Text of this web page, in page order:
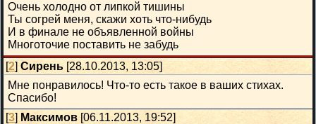
Очень холодно от липкой тишины
Ты согрей меня, скажи хоть что-нибудь
И в финале не объявленной войны
Многоточие поставить не забудь
[2] Сирень [28.10.2013, 13:05]
Мне понравилось! Что-то есть такое в ваших стихах.
Спасибо!
[3] Максимов [06.11.2013, 19:52]